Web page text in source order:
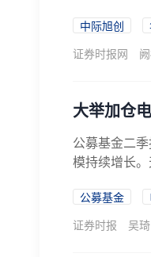
中际旭创
证券时报网
大举加仓
公募基金二
模持续增长
公募基金
证券时报
吴琦